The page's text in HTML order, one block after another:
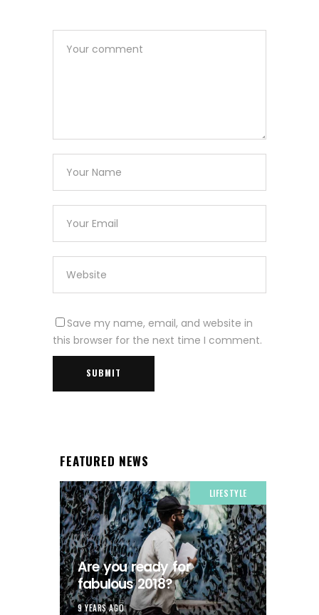
Save my name, email, and website in
this browser for the next time I comment.
FEATURED NEWS
LIFESTYLE
Are you ready for
fabulous 2018?
9 YEARS AGO